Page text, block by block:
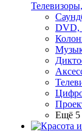
DVD,
Ещё 5